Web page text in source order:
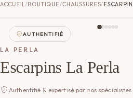
ACCUEIL/ BOUTIQUE/CHAUSSURES/
AUTHENTIFIÉ
LA PERLA
Escarpins La Perla
Authentifié & expertisé par nos spécialistes